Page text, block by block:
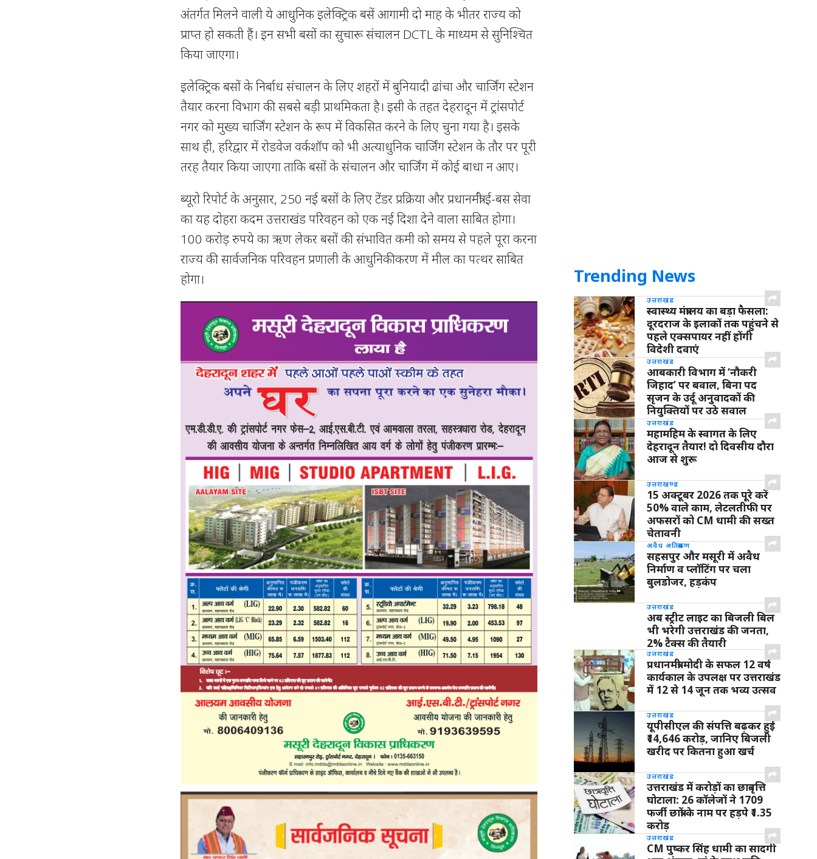
अंतर्गत मिलने वाली ये आधुनिक इलेक्ट्रिक बसें आगामी दो माह के भीतर राज्य को
प्राप्त हो सकती हैं। इन सभी बसों का सुचारू संचालन DCTL के माध्यम से सुनिश्चित
किया जाएगा।
इलेक्ट्रिक बसों के निर्बाध संचालन के लिए शहरों में बुनियादी ढांचा और चार्जिंग स्टेशन
तैयार करना विभाग की सबसे बड़ी प्राथमिकता है। इसी के तहत देहरादून में ट्रांसपोर्ट
नगर को मुख्य चार्जिंग स्टेशन के रूप में विकसित करने के लिए चुना गया है। इसके
साथ ही, हरिद्वार में रोडवेज वर्कशॉप को भी अत्याधुनिक चार्जिंग स्टेशन के तौर पर पूरी
तरह तैयार किया जाएगा ताकि बसों के संचालन और चार्जिंग में कोई बाधा न आए।
ब्यूरो रिपोर्ट के अनुसार, 250 नई बसों के लिए टेंडर प्रक्रिया और प्रधानमंत्री ई-बस सेवा
का यह दोहरा कदम उत्तराखंड परिवहन को एक नई दिशा देने वाला साबित होगा।
100 करोड़ रुपये का ऋण लेकर बसों की संभावित कमी को समय से पहले पूरा करना
राज्य की सार्वजनिक परिवहन प्रणाली के आधुनिकीकरण में मील का पत्थर साबित
होगा।
Trending News
उत्तराखंड
स्वास्थ्य मंत्रालय का बड़ा फैसला:
दूरदराज के इलाकों तक पहुंचने से
पहले एक्सपायर नहीं होंगी
विदेशी दवाएं
उत्तराखंड
आबकारी विभाग में ‘नौकरी
जिहाद’ पर बवाल, बिना पद
सृजन के उर्दू अनुवादकों की
नियुक्तियों पर उठे सवाल
उत्तराखंड
महामहिम के स्वागत के लिए
देहरादून तैयार! दो दिवसीय दौरा
आज से शुरू
उत्तराखण्ड
15 अक्टूबर 2026 तक पूरे करें
50% वाले काम, लेटलतीफी पर
अफसरों को CM धामी की सख्त
चेतावनी
अवैध अतिक्रमण
सहसपुर और मसूरी में अवैध
निर्माण व प्लॉटिंग पर चला
बुलडोजर, हड़कंप
उत्तराखंड
अब स्ट्रीट लाइट का बिजली बिल
भी भरेगी उत्तराखंड की जनता,
2% टैक्स की तैयारी
उत्तराखंड
प्रधानमंत्री मोदी के सफल 12 वर्ष
कार्यकाल के उपलक्ष पर उत्तराखंड
में 12 से 14 जून तक भव्य उत्सव
उत्तराखंड
यूपीसीएल की संपत्ति बढ़कर हुई
₹14,646 करोड़, जानिए बिजली
खरीद पर कितना हुआ खर्च
उत्तराखंड
उत्तराखंड में करोड़ों का छात्रवृत्ति
घोटाला: 26 कॉलेजों ने 1709
फर्जी छात्रों के नाम पर हड़पे ₹1.35
करोड़
उत्तराखंड
CM पुष्कर सिंह धामी का सादगी